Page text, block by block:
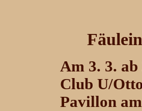
Am 3. 3.
Club U/
Pavillon